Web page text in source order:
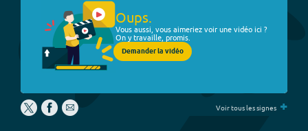
Oups.
Vous aussi, vous aimeriez voir une vidéo ici ?
On y travaille, promis.
Demander la vidéo
Voir tous les signes +